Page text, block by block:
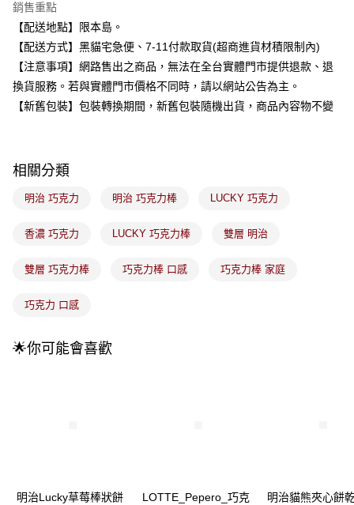
悠遊付
Google Pay
全盈+PAY
2.付款方式選擇「大哥付你分期」，訂單成立後會自動跳轉到大哥付的交易
流程，驗證手機門號後，選擇欲分期的期數、繳款截止日，確認付款後即完
成交易。
3.實際核准額度、可分期數及費用金額請依後續交易確認頁面所載為準。
消。如遇「轉專審核」未通過狀況，表示未達大哥付你分期系統評分，恕無
【繳款方式說明】
1.分期款項不併入電信帳單，「大哥付你分期」於每月結算日後寄送繳費提
2.透過簡訊連結打開帳單後，可選擇「超商條碼／台灣大直營門市／銀行轉
【注意事項】
每筆NT$100，滿NT$899(含以上)免運費
付款後全家取貨
7-11取貨付款
銷售重點
【配送地點】限本島。
【配送方式】黑貓宅急便、7-11付款取貨(超商進貨材積限制內)
【注意事項】網路售出之商品，無法在全台實體門市提供退款、退
換貨服務。若與實體門市價格不同時，請以網站公告為主。
【新舊包裝】包裝轉換期間，新舊包裝隨機出貨，商品內容物不變
相關分類
明治 巧克力 明治 巧克力棒 LUCKY 巧克力
香濃 巧克力 LUCKY 巧克力棒 雙層 明治
雙層 巧克力棒 巧克力棒 口感 巧克力棒 家庭
巧克力 口感
🌟你可能會喜歡
明治Lucky草莓棒狀餅
LOTTE_Pepero_巧克
明治貓熊夾心餅